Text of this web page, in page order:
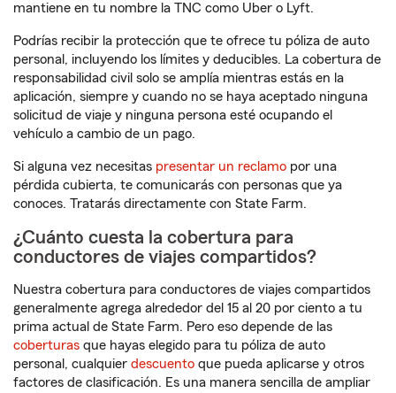
mantiene en tu nombre la TNC como Uber o Lyft.
Podrías recibir la protección que te ofrece tu póliza de auto
personal, incluyendo los límites y deducibles. La cobertura de
responsabilidad civil solo se amplía mientras estás en la
aplicación, siempre y cuando no se haya aceptado ninguna
solicitud de viaje y ninguna persona esté ocupando el
vehículo a cambio de un pago.
Si alguna vez necesitas presentar un reclamo por una
pérdida cubierta, te comunicarás con personas que ya
conoces. Tratarás directamente con State Farm.
¿Cuánto cuesta la cobertura para
conductores de viajes compartidos?
Nuestra cobertura para conductores de viajes compartidos
generalmente agrega alrededor del 15 al 20 por ciento a tu
prima actual de State Farm. Pero eso depende de las
coberturas que hayas elegido para tu póliza de auto
personal, cualquier descuento que pueda aplicarse y otros
factores de clasificación. Es una manera sencilla de ampliar